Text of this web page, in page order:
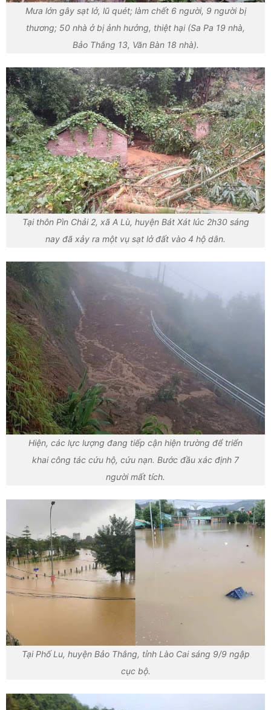
Mưa lớn gây sạt lở, lũ quét; làm chết 6 người, 9 người bị
thương; 50 nhà ở bị ảnh hưởng, thiệt hại (Sa Pa 19 nhà,
Bảo Thắng 13, Văn Bàn 18 nhà).
Tại thôn Pìn Chải 2, xã A Lù, huyện Bát Xát lúc 2h30 sáng
nay đã xảy ra một vụ sạt lở đất vào 4 hộ dân.
Hiện, các lực lượng đang tiếp cận hiện trường để triển
khai công tác cứu hộ, cứu nạn. Bước đầu xác định 7
người mất tích.
Tại Phố Lu, huyện Bảo Thắng, tỉnh Lào Cai sáng 9/9 ngập
cục bộ.